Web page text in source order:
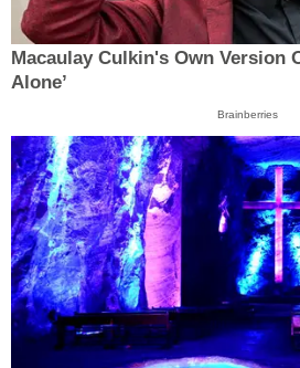
Macaulay Culkin's Own Version
Alone’
Brainberries